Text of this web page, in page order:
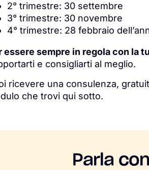
2° trimestre: 30 settembre
3° trimestre: 30 novembre
4° trimestre: 28 febbraio
essere sempre in regola con la
e consigliarti al meglio.
ricevere una consulenza,
che trovi qui sotto.
Parla